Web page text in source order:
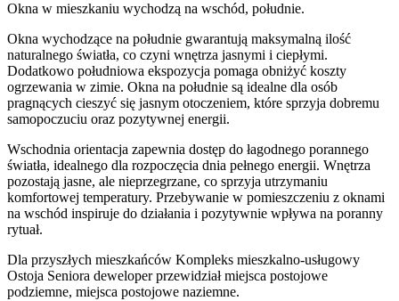
Okna w mieszkaniu wychodzą na wschód, południe.
Okna wychodzące na południe gwarantują maksymalną ilość
naturalnego światła, co czyni wnętrza jasnymi i ciepłymi.
Dodatkowo południowa ekspozycja pomaga obniżyć koszty
ogrzewania w zimie. Okna na południe są idealne dla osób
pragnących cieszyć się jasnym otoczeniem, które sprzyja dobremu
samopoczuciu oraz pozytywnej energii.
Wschodnia orientacja zapewnia dostęp do łagodnego porannego
światła, idealnego dla rozpoczęcia dnia pełnego energii. Wnętrza
pozostają jasne, ale nieprzegrzane, co sprzyja utrzymaniu
komfortowej temperatury. Przebywanie w pomieszczeniu z oknami
na wschód inspiruje do działania i pozytywnie wpływa na poranny
rytuał.
Dla przyszłych mieszkańców Kompleks mieszkalno-usługowy
Ostoja Seniora deweloper przewidziałmiejsca postojowe
podziemne, miejsca postojowe naziemne.